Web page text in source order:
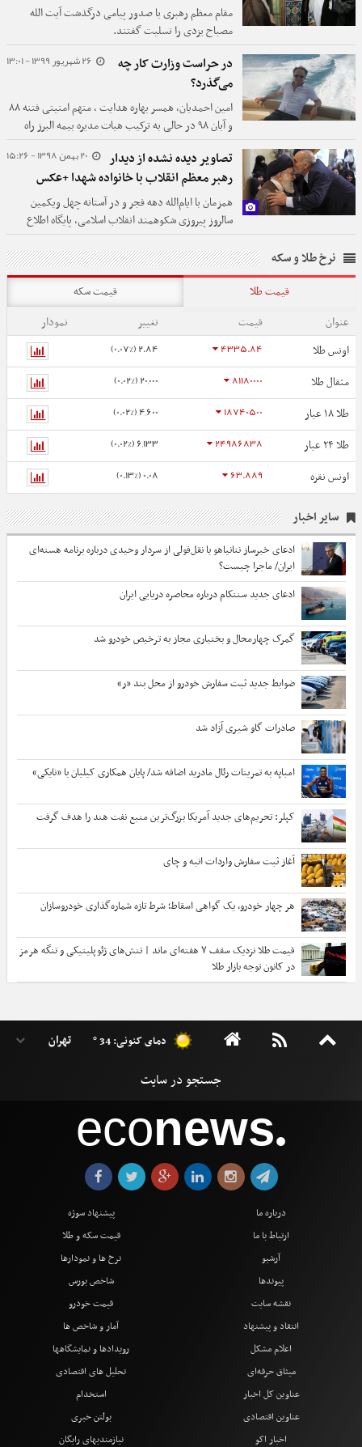
مقام معظم رهبری با صدور پیامی درگذشت آیت الله
مصباح یزدی را تسلیت گفتند.
26 شهریور 1399 - 13:01
در حراست وزارت کار چه
می‌گذرد؟
امین احمدیان، همسر بهاره هدایت ، متهم امنیتی فتنه ۸۸
و آبان ۹۸ در حالی به ترکیب هیات مدیره بیمه البرز راه
یافته که مشخص نیست چگونه از کانال نظارتی حراست
وزارت کار عبور کرده است.
20 بهمن 1398 - 15:26
تصاویر دیده نشده از دیدار
رهبر معظم انقلاب با خانواده‌ شهدا +عکس
همزمان با ایام‌الله دهه فجر و در آستانه چهل ویکمین
سالروز پیروزی شکوهمند انقلاب اسلامی، پایگاه اطلاع
رسانی دفتر مقام معظم رهبری تصاویر دیده نشده از
دیدارهای خانواده معظم شهیدان با حضرت آیت الله
خامنه‌ای و ارتباط عاطفی رهبر انقلاب اسلامی با پدران و
نرخ طلا و سکه
قیمت طلا
قیمت سکه
عنوان
قیمت تغییر
نمودار
اونس طلا
4335.84
2.84 (0.07%)
مثقال طلا 81180000
20,000 (0.02%)
طلا ۱۸ عیار 18740500
4,600 (0.02%)
طلا ۲۴ عیار 24986838
6,133 (0.02%)
اونس نقره 63.889
0.08 (0.13%)
سایر اخبار
ادعای خبرساز نتانیاهو با نقل‌قولی از سردار وحیدی درباره برنامه هسته‌ای
ایران/ ماجرا چیست؟
ادعای جدید سنتکام درباره محاصره دریایی ایران
گمرک چهارمحال و بختیاری مجاز به ترخیص خودرو شد
ضوابط جدید ثبت سفارش خودرو از محل بند «ر»
صادرات گاو شیری آزاد شد
امباپه به تمرینات رئال مادرید اضافه شد/ پایان همکاری کیلیان با «نایکی»
کپلر: تحریم‌های جدید آمریکا بزرگ‌ترین منبع نفت هند را هدف گرفت
آغاز ثبت سفارش واردات انبه و چای
هر چهار خودرو، یک گواهی اسقاط؛ شرط تازه شماره‌گذاری خودروسازان
قیمت طلا نزدیک سقف ۷ هفته‌ای ماند | تنش‌های ژئوپلیتیکی و تنگه هرمز
در کانون توجه بازار طلا
دمای کنونی: 34 °
econews●
درباره ما
ارتباط با ما
آرشیو
پیوندها
نقشه سایت
انتقاد و پیشنهاد
اعلام مشکل
میثاق حرفه‌ای
پیشنهاد سوژه
قیمت سکه و طلا
نرخ ها و نمودارها
شاخص بورس
قیمت خودرو
آمار و شاخص ها
رویدادها و نمایشگاهها
تحلیل های اقتصادی
عناوین کل اخبار
عناوین اقتصادی
اخبار اکو
استخدام
بولتن خبری
نیازمندیهای رایگان